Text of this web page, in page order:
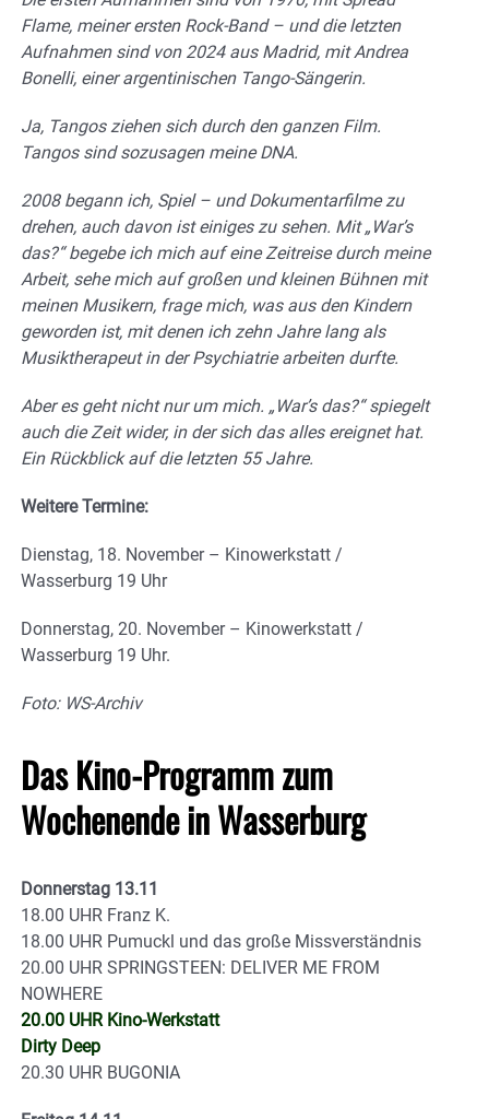
Flame, meiner ersten Rock-Band – und die letzten
Aufnahmen sind von 2024 aus Madrid, mit Andrea
Bonelli, einer argentinischen Tango-Sängerin.
Ja, Tangos ziehen sich durch den ganzen Film.
Tangos sind sozusagen meine DNA.
2008 begann ich, Spiel – und Dokumentarfilme zu
drehen, auch davon ist einiges zu sehen. Mit „War’s
das?“ begebe ich mich auf eine Zeitreise durch meine
Arbeit, sehe mich auf großen und kleinen Bühnen mit
meinen Musikern, frage mich, was aus den Kindern
geworden ist, mit denen ich zehn Jahre lang als
Musiktherapeut in der Psychiatrie arbeiten durfte.
Aber es geht nicht nur um mich. „War’s das?“ spiegelt
auch die Zeit wider, in der sich das alles ereignet hat.
Ein Rückblick auf die letzten 55 Jahre.
Weitere Termine:
Dienstag, 18. November – Kinowerkstatt /
Wasserburg 19 Uhr
Donnerstag, 20. November – Kinowerkstatt /
Wasserburg 19 Uhr.
Foto: WS-Archiv
Das Kino-Programm zum
Wochenende in Wasserburg
Donnerstag 13.11
18.00 UHR Franz K.
18.00 UHR Pumuckl und das große Missverständnis
20.00 UHR SPRINGSTEEN: DELIVER ME FROM
NOWHERE
20.00 UHR Kino-Werkstatt
Dirty Deep
20.30 UHR BUGONIA